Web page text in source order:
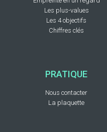
Les plus-values
Les 4 objectifs
Chiffres clés
PRATIQUE
Nous contacter
La plaquette